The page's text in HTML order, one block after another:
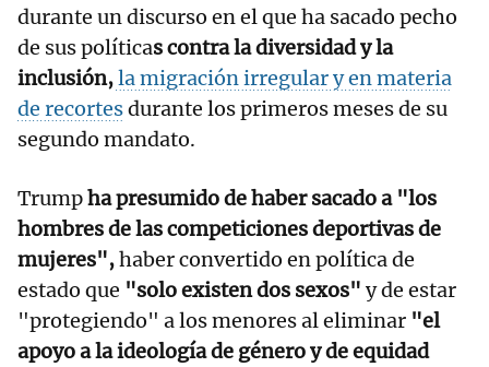
durante un discurso en el que ha sacado pecho
de sus políticas contra la diversidad y la
inclusión,la migración irregular y en materia
de recortesdurante los primeros meses de su
segundo mandato.
Trumpha presumido de haber sacado a "los
hombres de las competiciones deportivas de
mujeres",haber convertido en política de
estado que "solo existen dos sexos" y de estar
"protegiendo" a los menores al eliminar "el
apoyo a la ideología de género y de equidad